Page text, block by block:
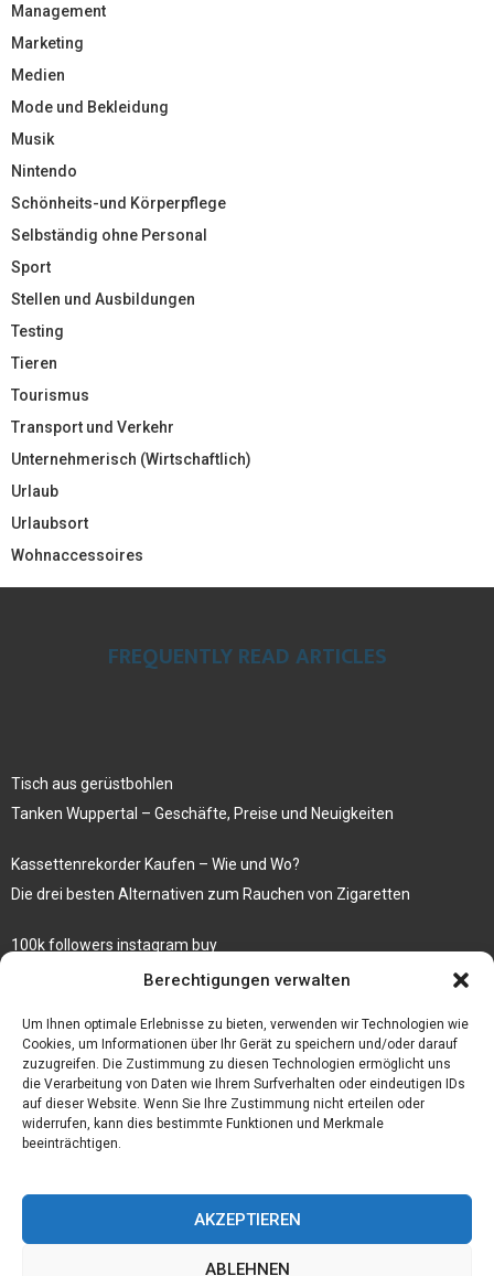
Berechtigungen verwalten
Um Ihnen optimale Erlebnisse zu bieten, verwenden wir Technologien wie
Cookies, um Informationen über Ihr Gerät zu speichern und/oder darauf
zuzugreifen. Die Zustimmung zu diesen Technologien ermöglicht uns
die Verarbeitung von Daten wie Ihrem Surfverhalten oder eindeutigen IDs
auf dieser Website. Wenn Sie Ihre Zustimmung nicht erteilen oder
widerrufen, kann dies bestimmte Funktionen und Merkmale
beeinträchtigen.
AKZEPTIEREN
ABLEHNEN
Management
Marketing
Medien
Mode und Bekleidung
Musik
Nintendo
Schönheits-und Körperpflege
Selbständig ohne Personal
Sport
Stellen und Ausbildungen
Testing
Tieren
Tourismus
Transport und Verkehr
Unternehmerisch (Wirtschaftlich)
Urlaub
Urlaubsort
Wohnaccessoires
FREQUENTLY READ ARTICLES
Tisch aus gerüstbohlen
Tanken Wuppertal – Geschäfte, Preise und Neuigkeiten
Kassettenrekorder Kaufen – Wie und Wo?
Die drei besten Alternativen zum Rauchen von Zigaretten
100k followers instagram buy
Rezepte für gekochte Süßkartoffeln
Gönnen Sie sich bedruckte Fliesen mit einem eigenen Bild